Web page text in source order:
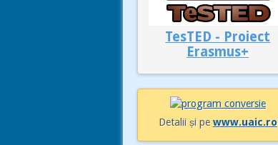
TesTED - Proiect
Erasmus+
Detalii și pewww.uaic.ro